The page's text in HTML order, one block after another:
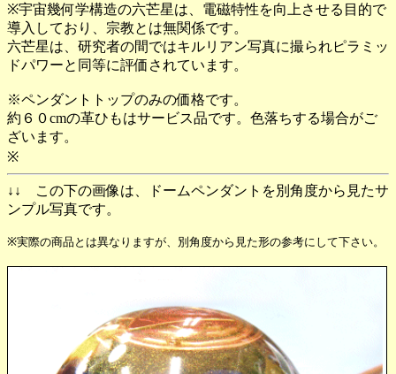
※宇宙幾何学構造の六芒星は、電磁特性を向上させる目的で
導入しており、宗教とは無関係です。
六芒星は、研究者の間ではキルリアン写真に撮られピラミッ
ドパワーと同等に評価されています。
※ペンダントトップのみの価格です。
約６０cmの革ひもはサービス品です。色落ちする場合がご
ざいます。
※
↓↓ この下の画像は、ドームペンダントを別角度から見たサ
ンプル写真です。
※実際の商品とは異なりますが、別角度から見た形の参考にして下さい。